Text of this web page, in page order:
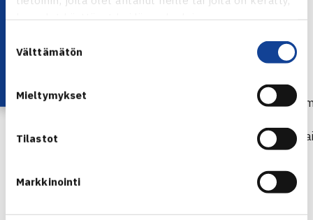
kun olet käyttänyt heidän palvelujaan.
valinta
Välttämätön
Mieltymykset
Tilastot
Markkinointi
24 9.-15.6.
*U12
Lataa OmaTennis!